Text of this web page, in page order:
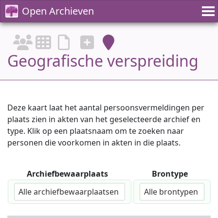
Open Archieven
Geografische verspreiding
Deze kaart laat het aantal persoonsvermeldingen per
plaats zien in akten van het geselecteerde archief en
type. Klik op een plaatsnaam om te zoeken naar
personen die voorkomen in akten in die plaats.
Archiefbewaarplaats
Alle archiefbewaarplaatsen
Brontype
Alle brontypen